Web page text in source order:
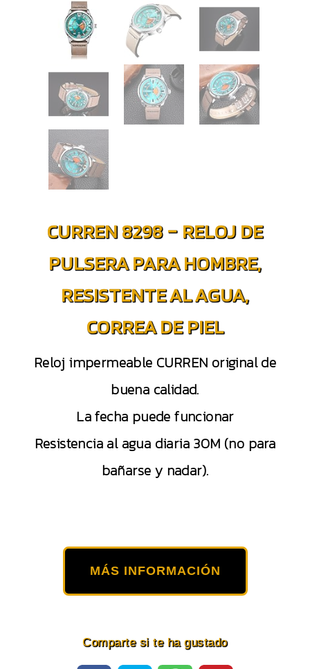
CURREN 8298 – RELOJ DE
PULSERA PARA HOMBRE,
RESISTENTE AL AGUA,
CORREA DE PIEL
Reloj impermeable CURREN original de
buena calidad.
La fecha puede funcionar
Resistencia al agua diaria 30M (no para
bañarse y nadar).
MÁS INFORMACIÓN
Comparte si te ha gustado